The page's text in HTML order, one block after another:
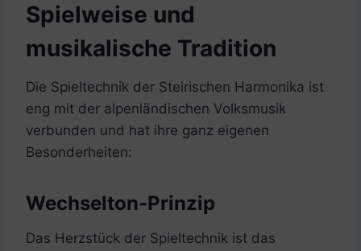
Spielweise und
musikalische Tradition
Die Spieltechnik der Steirischen Harmonika ist
eng mit der alpenländischen Volksmusik
verbunden und hat ihre ganz eigenen
Besonderheiten:
Wechselton-Prinzip
Das Herzstück der Spieltechnik ist das